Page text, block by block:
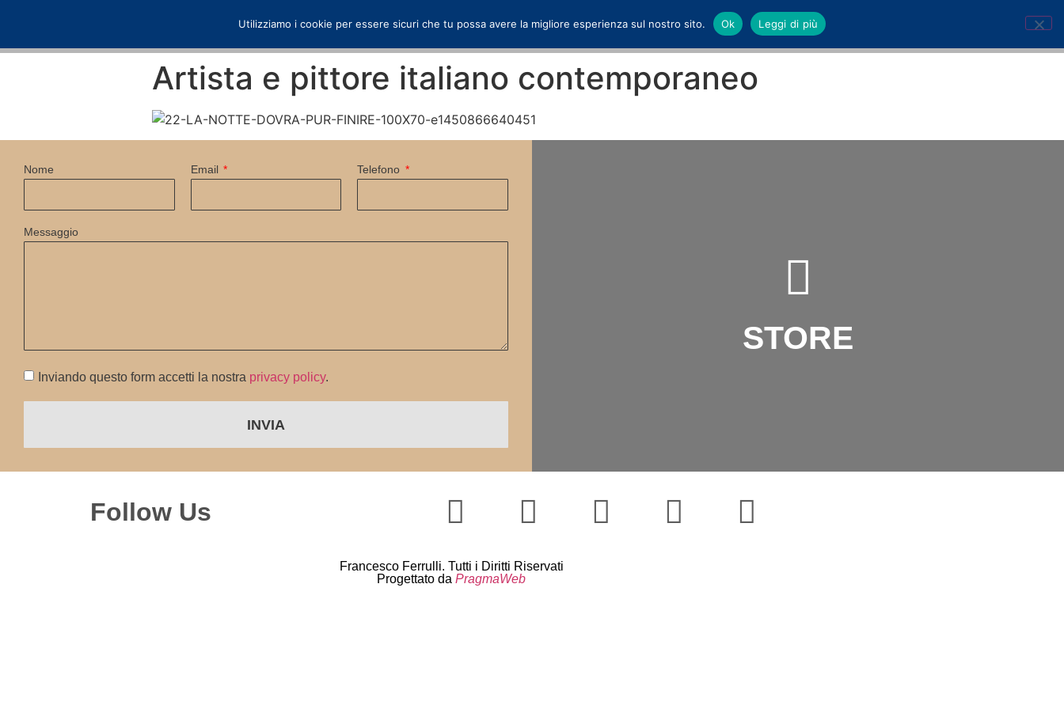
Artista e pittore italiano contemporaneo
Nome Email Telefono
Messaggio
Inviando questo form accetti la nostra privacy policy.
INVIA
STORE
Follow Us
Francesco Ferrulli. Tutti i Diritti Riservati
Progettato da PragmaWeb
Utilizziamo i cookie per essere sicuri che tu possa avere la migliore esperienza sul nostro sito. Ok Leggi di più